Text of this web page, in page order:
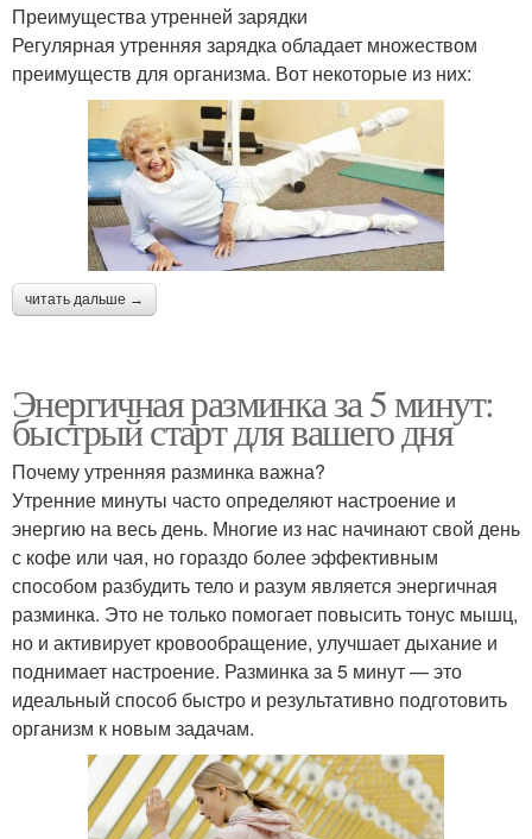
Преимущества утренней зарядки
Регулярная утренняя зарядка обладает множеством
преимуществ для организма. Вот некоторые из них:
читать дальше →
Энергичная разминка за 5 минут:
быстрый старт для вашего дня
Почему утренняя разминка важна?
Утренние минуты часто определяют настроение и
энергию на весь день. Многие из нас начинают свой день
с кофе или чая, но гораздо более эффективным
способом разбудить тело и разум является энергичная
разминка. Это не только помогает повысить тонус мышц,
но и активирует кровообращение, улучшает дыхание и
поднимает настроение. Разминка за 5 минут — это
идеальный способ быстро и результативно подготовить
организм к новым задачам.